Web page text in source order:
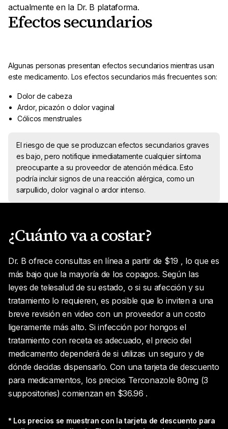
actualmente en la Dr. B plataforma.
Efectos secundarios
Algunas personas presentan efectos secundarios mientras usan
este medicamento. Los efectos secundarios más frecuentes son:
Dolor de cabeza
Ardor, picazón o dolor vaginal
Cólicos menstruales
El riesgo de que se produzcan efectos secundarios graves
es bajo, pero notifique inmediatamente cualquier síntoma
preocupante a su proveedor de atención médica. Esto
podría incluir signos de una reacción alérgica, como un
sarpullido, dolor vaginal o ardor intenso.
¿Cuánto va a costar?
Dr. B ofrece consultas en línea a partir de $19 , lo que es
más bajo que la mayoría de los copagos. Según las
leyes de telesalud de su estado, o si su afección y su
tratamiento lo requieren, es posible que lo inviten a una
breve revisión en video con un proveedor a un costo
ligeramente más alto. Si infección por hongos el
tratamiento con receta es adecuado, el precio del
medicamento dependerá de si utilizas un seguro y de
dónde decidas dispensarlo. Con una tarjeta de descuento
para medicamentos, los precios Terconazole 80mg (3
suppositories) comienzan en $36.96 .
* Los precios se muestran con la tarjeta de descuento para